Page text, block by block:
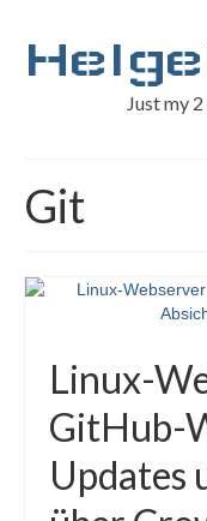
Just my
Git
Linux-
GitHub-
Updates